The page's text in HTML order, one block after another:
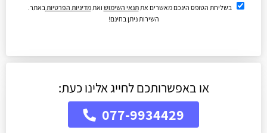
בשליחת הטופס הינכם מאשרים אתתנאי השימוש ואתמדיניות הפרטיות באתר.
השירות ניתן בחינם!
או באפשרותכם לחייג אלינו כעת:
077-9934429